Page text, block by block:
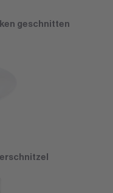
geschnitten